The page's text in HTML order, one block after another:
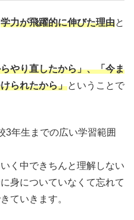
学力が飛躍的に伸びた理由と
やり直したから」、「今ま
られたから」ということで
3年生までの広い学習範囲
く中できちんと理解しない
身についていなくて忘れて
ていきます。